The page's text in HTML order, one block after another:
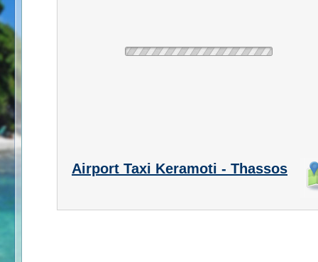
Airport Taxi Keramoti - Thassos